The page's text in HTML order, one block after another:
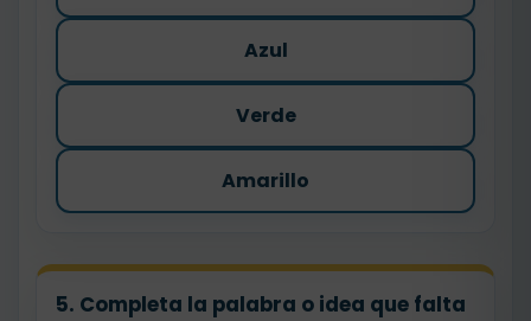
Azul
Verde
Amarillo
5. Completa la palabra o idea que falta